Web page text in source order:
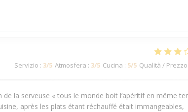
Servizio : 3/5 Atmosfera : 3/5 Cucina : 5/5 Qualità / Prezzo
la serveuse « tous le monde boit l’apéritif en même
après les plats étant réchauffé était immangeables,